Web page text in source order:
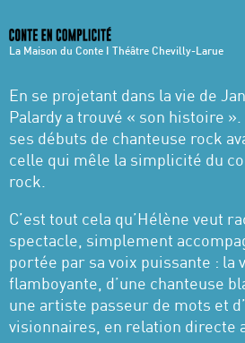
La Maison du Conte I Théâtre Chevilly-Larue
En se projetant dans la vie de
Palardy a trouvé « son histoire
ses débuts de chanteuse rock
celle qui mêle la simplicité du
rock.
C’est tout cela qu’Hélène veut
spectacle, simplement
portée par sa voix puissante : la
flamboyante, d’une chanteuse
une artiste passeur de mots et
visionnaires, en relation directe